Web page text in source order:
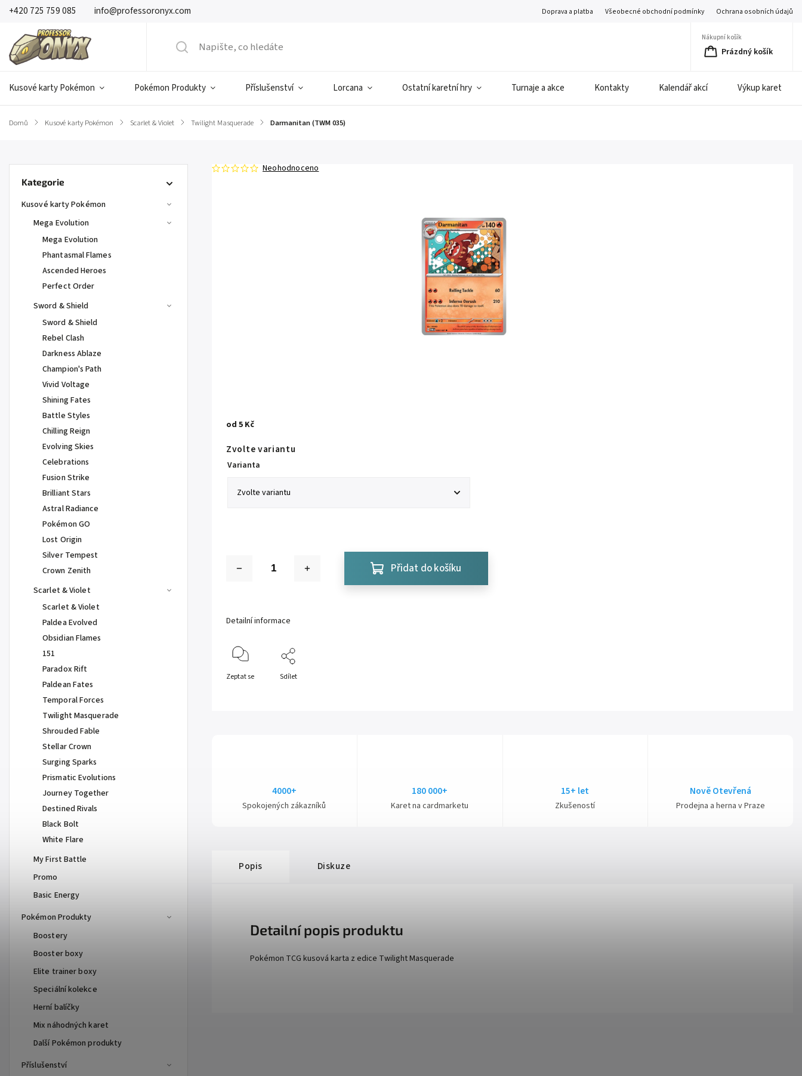
+420 725 759 085 info@professoronyx.com Doprava a platba Všeobecné obchodní podmínky Ochrana osobních údajů
Nákupní košík
Prázdný košík
Kusové karty Pokémon Pokémon Produkty Příslušenství Lorcana Ostatní karetní hry Turnaje a akce Kontakty Kalendář akcí Výkup karet
Domů / Kusové karty Pokémon / Scarlet & Violet / Twilight Masquerade / Darmanitan (TWM 035)
Kategorie
Kusové karty Pokémon
Mega Evolution
Mega Evolution
Phantasmal Flames
Ascended Heroes
Perfect Order
Sword & Shield
Sword & Shield
Rebel Clash
Darkness Ablaze
Champion's Path
Vivid Voltage
Shining Fates
Battle Styles
Chilling Reign
Evolving Skies
Celebrations
Fusion Strike
Brilliant Stars
Astral Radiance
Pokémon GO
Lost Origin
Silver Tempest
Crown Zenith
Scarlet & Violet
Scarlet & Violet
Paldea Evolved
Obsidian Flames
151
Paradox Rift
Paldean Fates
Temporal Forces
Twilight Masquerade
Shrouded Fable
Stellar Crown
Surging Sparks
Prismatic Evolutions
Journey Together
Destined Rivals
Black Bolt
White Flare
My First Battle
Promo
Basic Energy
Pokémon Produkty
Boostery
Booster boxy
Elite trainer boxy
Speciální kolekce
Herní balíčky
Mix náhodných karet
Další Pokémon produkty
Příslušenství
Neohodnoceno
od 5 Kč
Zvolte variantu
Varianta
Přidat do košíku
Detailní informace
Zeptat se Sdílet
4000+
Spokojených zákazníků
180 000+
Karet na cardmarketu
15+ let
Zkušeností
Nově Otevřená
Prodejna a herna v Praze
Popis Diskuze
Detailní popis produktu
Pokémon TCG kusová karta z edice Twilight Masquerade